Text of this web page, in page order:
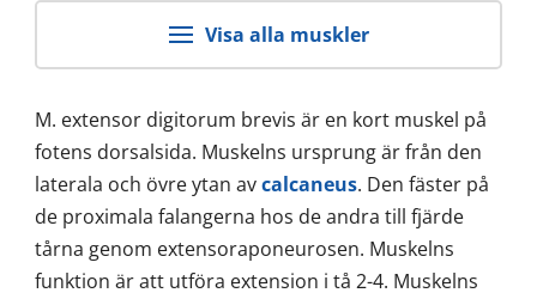
Visa alla muskler
M. extensor digitorum brevis är en kort muskel på
fotens dorsalsida. Muskelns ursprung är från den
laterala och övre ytan avcalcaneus. Den fäster på
de proximala falangerna hos de andra till fjärde
tårna genom extensoraponeurosen. Muskelns
funktion är att utföra extension i tå 2-4. Muskelns